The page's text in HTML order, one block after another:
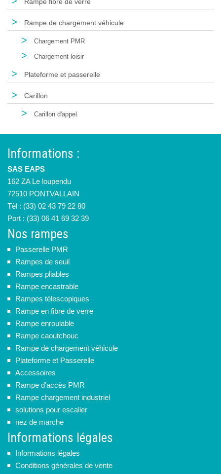
> Rampe de chargement véhicule
> Chargement PMR
> Chargement loisir
> Plateforme et passerelle
> Carillon
> Carillon d'appel
Informations :
SAS EAPS
162 ZA Le loupendu
72510 PONTVALLAIN
Tèl : (33) 02 43 79 22 80
Port : (33) 06 41 69 32 39
Nos rampes
Passerelle PMR
Rampes de seuil
Rampes pliables
Rampe encastrable
Rampes télescopiques
Rampe en fibre de verre
Rampe enroulable
Rampe caoutchouc
Rampe de chargement véhicule
Plateforme et Passerelle
Accessoires
Rampe d'accès PMR
Rampe chargement industriel
solutions pour escalier
nez de marche
Informations légales
Informations légales
Conditions générales de vente